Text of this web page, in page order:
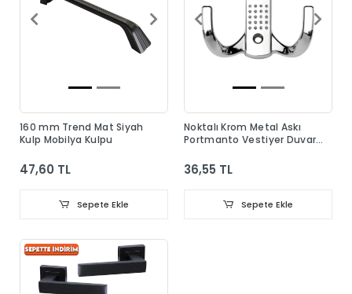
160 mm Trend Mat Siyah
Kulp Mobilya Kulpu
47,60 TL
Sepete Ekle
Noktalı Krom Metal Askı
Portmanto Vestiyer Duvar
36,55 TL
Sepete Ekle